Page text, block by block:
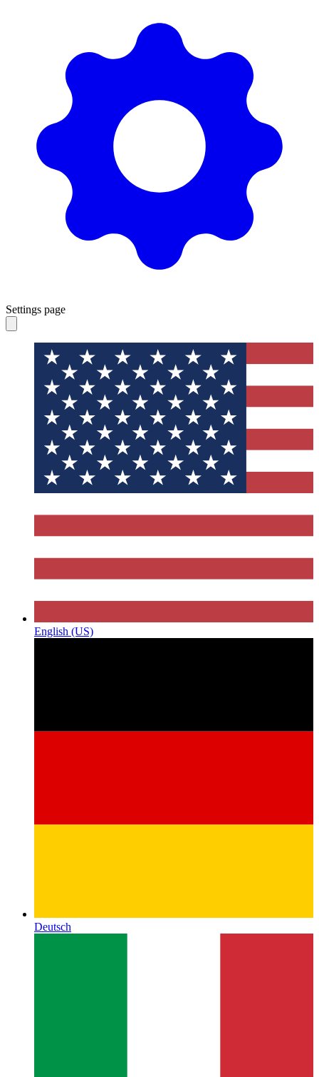
Settings page
English (US)
Deutsch